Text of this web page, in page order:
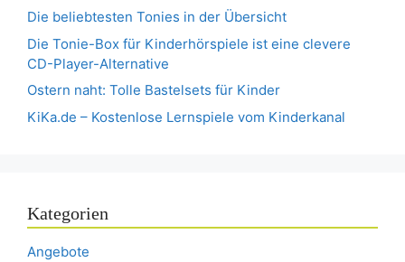
Die beliebtesten Tonies in der Übersicht
Die Tonie-Box für Kinderhörspiele ist eine clevere
CD-Player-Alternative
Ostern naht: Tolle Bastelsets für Kinder
KiKa.de – Kostenlose Lernspiele vom Kinderkanal
Kategorien
Angebote